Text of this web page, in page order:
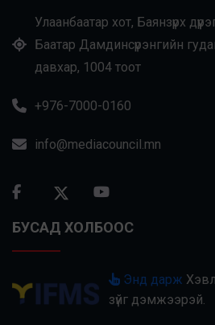
Улаанбаатар хот, Баянзүрх
Баатар Дамдинсүрэнгийн
давхар, 1004 тоот
+976-7000-0160
info@mediacouncil.mn
БУСАД ХОЛБООС
Энд дарж
зүйг дэмжээрэй.